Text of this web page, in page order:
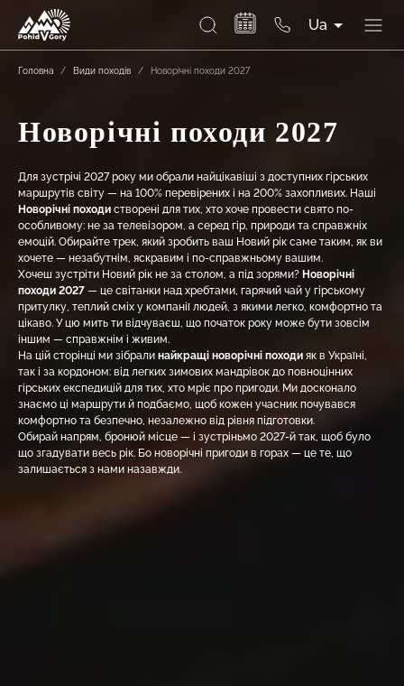
Ua
Головна / Види походів / Новорічні походи 2027
Новорічні походи 2027
Для зустрічі 2027 року ми обрали найцікавіші з доступних гірських
маршрутів світу — на 100% перевірених і на 200% захопливих. Наші
Новорічні походи створені для тих, хто хоче провести свято по-
особливому: не за телевізором, а серед гір, природи та справжніх
емоцій. Обирайте трек, який зробить ваш Новий рік саме таким, як ви
хочете — незабутнім, яскравим і по-справжньому вашим.
Хочеш зустріти Новий рік не за столом, а під зорями? Новорічні
походи 2027 — це світанки над хребтами, гарячий чай у гірському
притулку, теплий сміх у компанії людей, з якими легко, комфортно та
цікаво. У цю мить ти відчуваєш, що початок року може бути зовсім
іншим — справжнім і живим.
На цій сторінці ми зібрали найкращі новорічні походи як в Україні,
так і за кордоном: від легких зимових мандрівок до повноцінних
гірських експедицій для тих, хто мріє про пригоди. Ми досконало
знаємо ці маршрути й подбаємо, щоб кожен учасник почувався
комфортно та безпечно, незалежно від рівня підготовки.
Обирай напрям, бронюй місце — і зустріньмо 2027-й так, щоб було
що згадувати весь рік. Бо новорічні пригоди в горах — це те, що
залишається з нами назавжди.